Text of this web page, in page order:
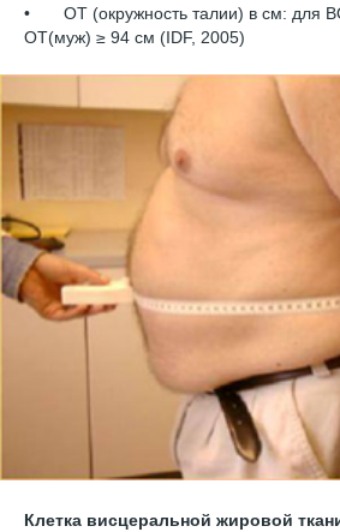
• ОТ (окружность талии) в см: для
ОТ(муж) ≥ 94 см (IDF, 2005)
Клетка висцеральной жировой